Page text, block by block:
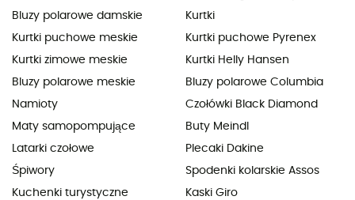
Bluzy polarowe damskie
Kurtki puchowe meskie
Kurtki zimowe meskie
Bluzy polarowe meskie
Namioty
Maty samopompujące
Latarki czołowe
Śpiwory
Kuchenki turystyczne
Kurtki
Kurtki puchowe Pyrenex
Kurtki Helly Hansen
Bluzy polarowe Columbia
Czołówki Black Diamond
Buty Meindl
Plecaki Dakine
Spodenki kolarskie Assos
Kaski Giro